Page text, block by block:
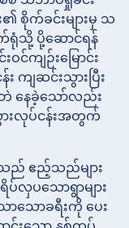
စိုက်ခင်းများမှ သ
ရုံသို့ ပို့ဆောင်ရန်
ျဉ်းမြောင်း
ကျဆင်းသွားပြီး
နေခဲ့သော်လည်း
ားလုပ်ငန်းအတွက်
ည် ဧည့်သည်များ
ပ်လှပသောရွာများ
သောခရီးကို ပေး